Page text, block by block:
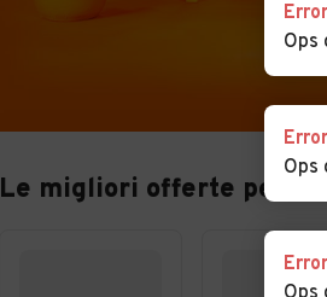
Le migliori offerte per
Error
Ops
Error
Ops
Error